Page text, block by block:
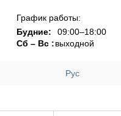
График работы:
Будние:
09:00–18:00
Сб – Вс :выходной
Рус